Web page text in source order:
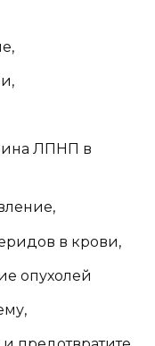
ЛПНП в
в крови,
опухолей